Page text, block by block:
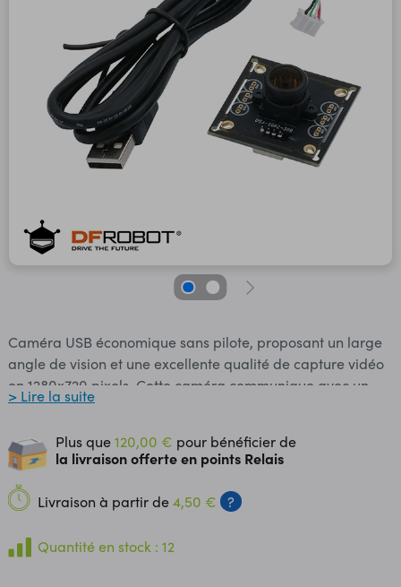
Caméra USB économique sans pilote, proposant un large
angle de vision et une excellente qualité de capture vidéo
en 1280x720 pixels. Cette caméra communique avec un
PC, une carte Jetson Nano, Raspberry Pi ou LattePanda via
comporte pas de micro. Caractéristiques: Alimentation: 5
Vcc via le cordon USB inclus Consommation: 120 à 220 mA
Résolutions: - MJPEG: 320x240 à 30 IPS, 352x288 à 30
IPS, 640x480 à 25 IPS, 800x600 à 30 IPS et 1280x720 à 25
IPS (720p) - YUV2: 320x240 à 30 IPS, 352x288
à 30 IPS, 640x480 à 25 IPS, 800x600 à 15 IPS et 1280x720
> Lire la suite
Plus que120,00 € pour bénéficier de
la livraison offerte en points Relais
Livraison à partir de4,50 € ?
Quantité en stock : 12